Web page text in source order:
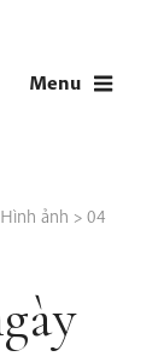
Menu
Hình ảnh > 04